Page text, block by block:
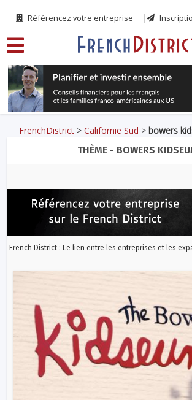
Référencez votre entreprise
FrenchDistrict >Californie Sud >bowers
THÈME - BOWERS
French District : Le lien entre les entreprises et les